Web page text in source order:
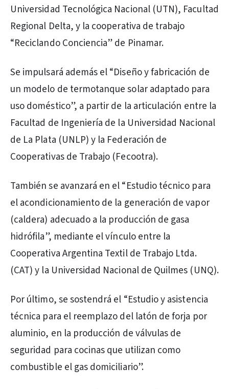
Universidad Tecnológica Nacional (UTN), Facultad
Regional Delta, y la cooperativa de trabajo
“Reciclando Conciencia” de Pinamar.
Se impulsará además el “Diseño y fabricación de
un modelo de termotanque solar adaptado para
uso doméstico”, a partir de la articulación entre la
Facultad de Ingeniería de la Universidad Nacional
de La Plata (UNLP) y la Federación de
Cooperativas de Trabajo (Fecootra).
También se avanzará en el “Estudio técnico para
el acondicionamiento de la generación de vapor
(caldera) adecuado a la producción de gasa
hidrófila”, mediante el vínculo entre la
Cooperativa Argentina Textil de Trabajo Ltda.
(CAT) y la Universidad Nacional de Quilmes (UNQ).
Por último, se sostendrá el “Estudio y asistencia
técnica para el reemplazo del latón de forja por
aluminio, en la producción de válvulas de
seguridad para cocinas que utilizan como
combustible el gas domiciliario”.